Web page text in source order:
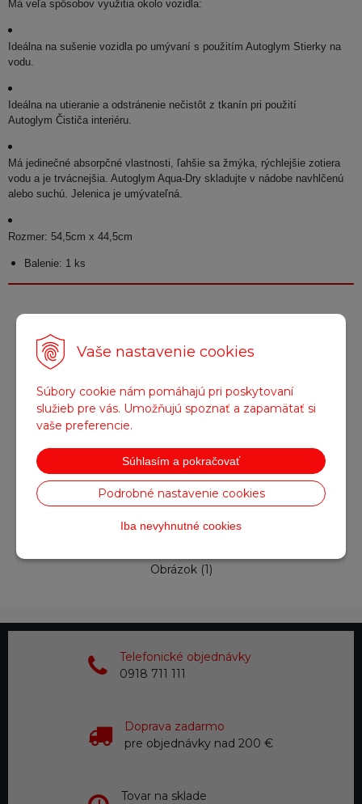
Vaše nastavenie cookies
Súbory cookie nám pomáhajú pri poskytovaní
služieb pre vás. Umožňujú spoznať a zapamätať si
vaše preferencie.
Súhlasím a pokračovať
Podrobné nastavenie cookies
Iba nevyhnutné cookies
Má veľa spôsobov využitia okolo vozidla:
Ideálna na sušenie vozidla po umývaní s použitím Autoglym Stierky na
vodu.
Ideálna na utieranie a odstránenie nečistôt z tkanín pri použití
Autoglym Čističa interiéru.
Má jedinečné absorpčné vlastnosti, ľahšie sa žmýka, rýchlejšie zotiera
vodu a je trvácnejšia. Autoglym Aqua-Dry skladujte v nádobe navhlčenú
alebo suchú. Jelenica je umývateľná.
Rozmer: 54,5cm x 44,5cm
Balenie: 1 ks
Fotogaléria
Obrázok (1)
Telefonické objednávky
0918 711 111
Doprava zadarmo
pre objednávky nad 200 €
Tovar na sklade